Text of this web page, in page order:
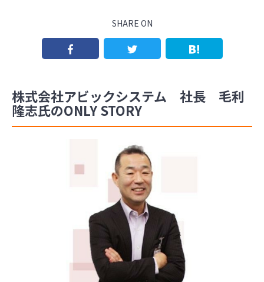
SHARE ON
株式会社アビックシステム 社長 毛利
隆志氏のONLY STORY